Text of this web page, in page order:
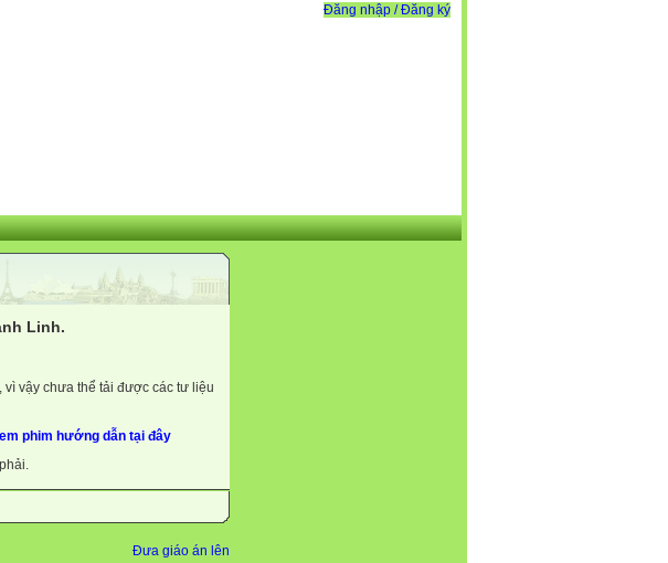
Đăng nhập / Đăng ký
Linh.
vậy chưa thể tải được các tư liệu
phim hướng dẫn tại đây
Đưa giáo án lên